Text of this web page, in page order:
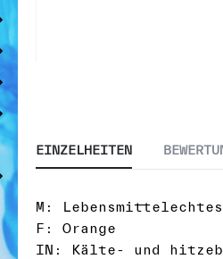
springen
EINZELHEITEN
M:
F: Orange
IN: Kälte- und